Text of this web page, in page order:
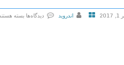
اندروید
دیدگاه‌هابسته هستند